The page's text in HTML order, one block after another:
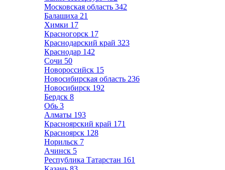
Московская область 342
Балашиха 21
Химки 17
Красногорск 17
Краснодарский край 323
Краснодар 142
Сочи 50
Новороссийск 15
Новосибирская область 236
Новосибирск 192
Бердск 8
Обь 3
Алматы 193
Красноярский край 171
Красноярск 128
Норильск 7
Ачинск 5
Республика Татарстан 161